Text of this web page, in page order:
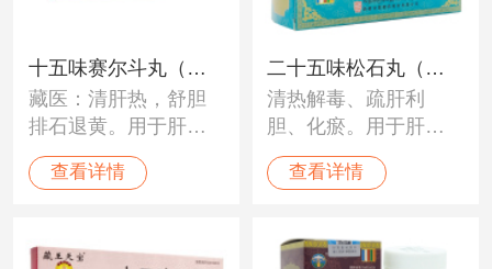
十五味赛尔斗丸（辉
裕·久美）
藏医：清肝热，舒胆
排石退黄。用于肝胆
热症，胆囊炎，胆石
症，胆总管结石。中
胆石症、胆总管结石
查看详情
二十五味松石丸（甘
露）
清热解毒、疏肝利
胆、化瘀。用于肝郁
气滞，血瘀、肝中
毒、肝痛、肝硬化、
性肝炎和胆囊炎。
查看详情